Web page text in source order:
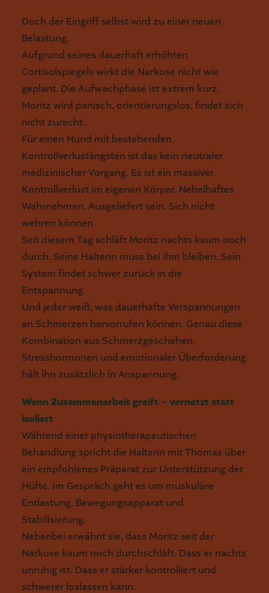
Doch der Eingriff selbst wird zu einer neuen
Belastung.
Aufgrund seines dauerhaft erhöhten
Cortisolspiegels wirkt die Narkose nicht wie
geplant. Die Aufwachphase ist extrem kurz.
Moritz wird panisch, orientierungslos, findet sich
nicht zurecht.
Für einen Hund mit bestehenden
Kontrollverlustängsten ist das kein neutraler
medizinischer Vorgang. Es ist ein massiver
Kontrollverlust im eigenen Körper. Nebelhaftes
Wahrnehmen. Ausgeliefert sein. Sich nicht
wehren können.
Seit diesem Tag schläft Moritz nachts kaum noch
durch. Seine Halterin muss bei ihm bleiben. Sein
System findet schwer zurück in die
Entspannung.
Und jeder weiß, was dauerhafte Verspannungen
an Schmerzen hervorrufen können. Genau diese
Kombination aus Schmerzgeschehen,
Stresshormonen und emotionaler Überforderung
hält ihn zusätzlich in Anspannung.
Wenn Zusammenarbeit greift – vernetzt statt
isoliert
Während einer physiotherapeutischen
Behandlung spricht die Halterin mit Thomas über
ein empfohlenes Präparat zur Unterstützung der
Hüfte. Im Gespräch geht es um muskuläre
Entlastung, Bewegungsapparat und
Stabilisierung.
Nebenbei erwähnt sie, dass Moritz seit der
Narkose kaum noch durchschläft. Dass er nachts
unruhig ist. Dass er stärker kontrolliert und
schwerer loslassen kann.